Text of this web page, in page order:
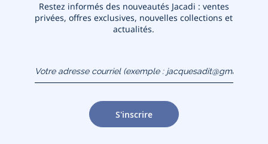
Restez informés des nouveautés Jacadi : ventes
privées, offres exclusives, nouvelles collections et
actualités.
(exemple :
jacquesadit@gmail.com)
S'inscrire